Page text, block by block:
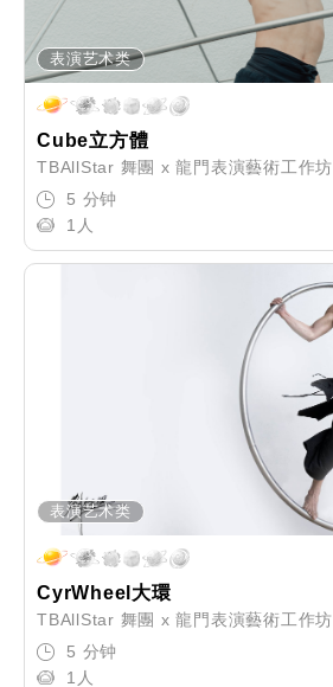
表演艺术类
Cube立方體
TBAllStar 舞團 x 龍門表演藝術工作坊
5 分钟
1人
表演艺术类
CyrWheel大環
TBAllStar 舞團 x 龍門表演藝術工作坊
5 分钟
1人